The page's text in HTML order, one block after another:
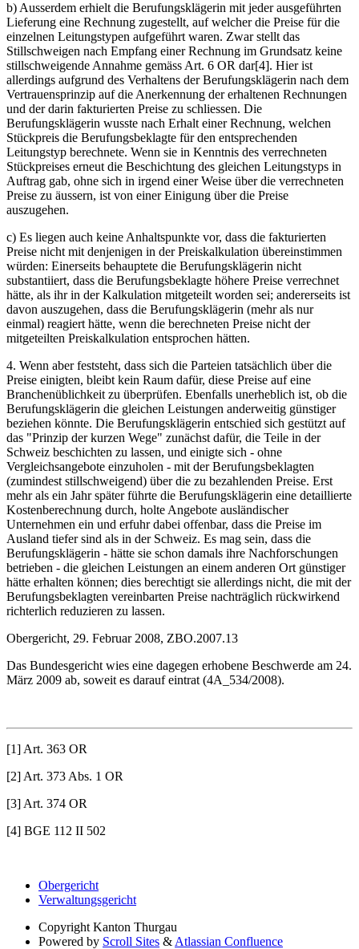
b) Ausserdem erhielt die Berufungsklägerin mit jeder ausgeführten
Lieferung eine Rechnung zugestellt, auf welcher die Preise für die
einzelnen Leitungstypen aufgeführt waren. Zwar stellt das
Stillschweigen nach Empfang einer Rechnung im Grundsatz keine
stillschweigende Annahme gemäss Art. 6 OR dar[4]. Hier ist
allerdings aufgrund des Verhaltens der Berufungsklägerin nach dem
Vertrauensprinzip auf die Anerkennung der erhaltenen Rechnungen
und der darin fakturierten Preise zu schliessen. Die
Berufungsklägerin wusste nach Erhalt einer Rechnung, welchen
Stückpreis die Berufungsbeklagte für den entsprechenden
Leitungstyp berechnete. Wenn sie in Kenntnis des verrechneten
Stückpreises erneut die Beschichtung des gleichen Leitungstyps in
Auftrag gab, ohne sich in irgend einer Weise über die verrechneten
Preise zu äussern, ist von einer Einigung über die Preise
auszugehen.
c) Es liegen auch keine Anhaltspunkte vor, dass die fakturierten
Preise nicht mit denjenigen in der Preiskalkulation übereinstimmen
würden: Einerseits behauptete die Berufungsklägerin nicht
substantiiert, dass die Berufungsbeklagte höhere Preise verrechnet
hätte, als ihr in der Kalkulation mitgeteilt worden sei; andererseits ist
davon auszugehen, dass die Berufungsklägerin (mehr als nur
einmal) reagiert hätte, wenn die berechneten Preise nicht der
mitgeteilten Preiskalkulation entsprochen hätten.
4. Wenn aber feststeht, dass sich die Parteien tatsächlich über die
Preise einigten, bleibt kein Raum dafür, diese Preise auf eine
Branchenüblichkeit zu überprüfen. Ebenfalls unerheblich ist, ob die
Berufungsklägerin die gleichen Leistungen anderweitig günstiger
beziehen könnte. Die Berufungsklägerin entschied sich gestützt auf
das "Prinzip der kurzen Wege" zunächst dafür, die Teile in der
Schweiz beschichten zu lassen, und einigte sich - ohne
Vergleichsangebote einzuholen - mit der Berufungsbeklagten
(zumindest stillschweigend) über die zu bezahlenden Preise. Erst
mehr als ein Jahr später führte die Berufungsklägerin eine detaillierte
Kostenberechnung durch, holte Angebote ausländischer
Unternehmen ein und erfuhr dabei offenbar, dass die Preise im
Ausland tiefer sind als in der Schweiz. Es mag sein, dass die
Berufungsklägerin - hätte sie schon damals ihre Nachforschungen
betrieben - die gleichen Leistungen an einem anderen Ort günstiger
hätte erhalten können; dies berechtigt sie allerdings nicht, die mit der
Berufungsbeklagten vereinbarten Preise nachträglich rückwirkend
richterlich reduzieren zu lassen.
Obergericht, 29. Februar 2008, ZBO.2007.13
Das Bundesgericht wies eine dagegen erhobene Beschwerde am 24.
März 2009 ab, soweit es darauf eintrat (4A_534/2008).
[1] Art. 363 OR
[2] Art. 373 Abs. 1 OR
[3] Art. 374 OR
[4] BGE 112 II 502
Obergericht
Verwaltungsgericht
Copyright Kanton Thurgau
Powered by Scroll Sites &Atlassian Confluence